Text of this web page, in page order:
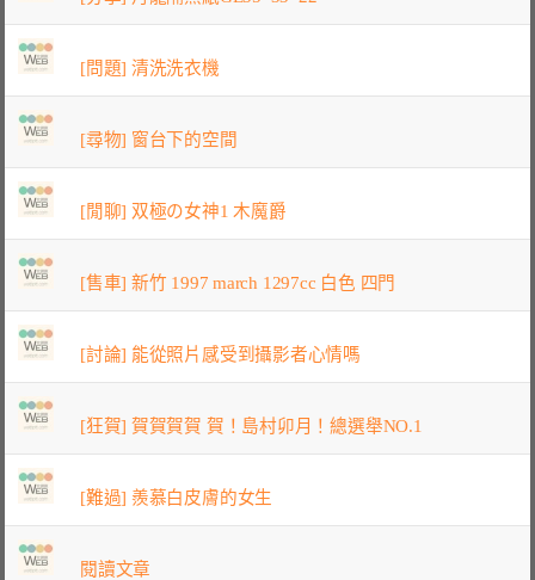
[問題] 清洗洗衣機
[尋物] 窗台下的空間
[閒聊] 双極の女神1 木魔爵
[售車] 新竹 1997 march 1297cc 白色 四門
[討論] 能從照片感受到攝影者心情嗎
[狂賀] 賀賀賀賀 賀！島村卯月！總選舉NO.1
[難過] 羨慕白皮膚的女生
閱讀文章